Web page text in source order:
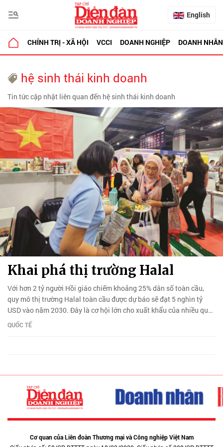
English
CHÍNH TRỊ - XÃ HỘI VCCI DOANH NGHIỆP DOANH NHÂN
hệ sinh thái kinh doanh
Tin tức cập nhật liên quan đến hệ sinh thái kinh doanh
Khai phá thị trường Halal
Với hơn 2 tỷ người Hồi giáo chiếm khoảng 25% dân số toàn cầu,
quy mô thị trường Halal toàn cầu được dự báo sẽ đạt 5 nghìn tỷ
USD vào năm 2030. Đây là cơ hội lớn cho xuất khẩu của nhiều quốc
gia.
QUỐC TẾ
Cơ quan của Liên đoàn Thương mại và Công nghiệp Việt Nam